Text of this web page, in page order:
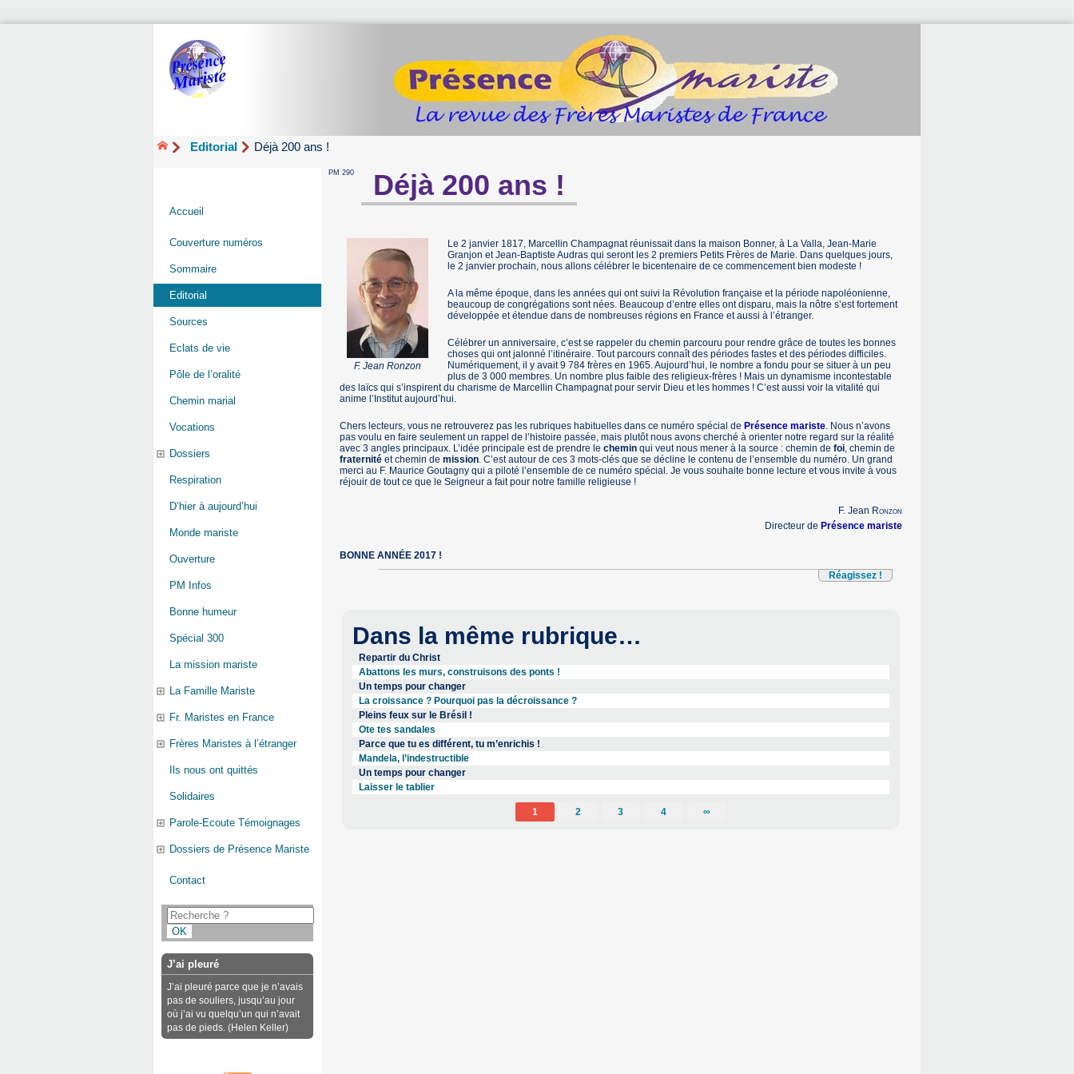
Editorial Déjà 200 ans !
PM 290 Déjà 200 ans !
F. Jean Ronzon
Le 2 janvier 1817, Marcellin Champagnat réunissait dans la maison Bonner, à La Valla, Jean-Marie
Granjon et Jean-Baptiste Audras qui seront les 2 premiers Petits Frères de Marie. Dans quelques jours,
le 2 janvier prochain, nous allons célébrer le bicentenaire de ce commencement bien modeste !
A la même époque, dans les années qui ont suivi la Révolution française et la période napoléonienne,
beaucoup de congrégations sont nées. Beaucoup d’entre elles ont disparu, mais la nôtre s’est fortement
développée et étendue dans de nombreuses régions en France et aussi à l’étranger.
Célébrer un anniversaire, c’est se rappeler du chemin parcouru pour rendre grâce de toutes les bonnes
choses qui ont jalonné l’itinéraire. Tout parcours connaît des périodes fastes et des périodes difficiles.
Numériquement, il y avait 9 784 frères en 1965. Aujourd’hui, le nombre a fondu pour se situer à un peu
plus de 3 000 membres. Un nombre plus faible des religieux-frères ! Mais un dynamisme incontestable
des laïcs qui s’inspirent du charisme de Marcellin Champagnat pour servir Dieu et les hommes ! C’est aussi voir la vitalité qui
anime l’Institut aujourd’hui.
Chers lecteurs, vous ne retrouverez pas les rubriques habituelles dans ce numéro spécial de Présence mariste. Nous n’avons
pas voulu en faire seulement un rappel de l’histoire passée, mais plutôt nous avons cherché à orienter notre regard sur la réalité
avec 3 angles principaux. L’idée principale est de prendre le chemin qui veut nous mener à la source : chemin de foi, chemin de
fraternité et chemin de mission. C’est autour de ces 3 mots-clés que se décline le contenu de l’ensemble du numéro. Un grand
merci au F. Maurice Goutagny qui a piloté l’ensemble de ce numéro spécial. Je vous souhaite bonne lecture et vous invite à vous
réjouir de tout ce que le Seigneur a fait pour notre famille religieuse !
F. Jean Ronzon
Directeur de Présence mariste
BONNE ANNÉE 2017 !
Réagissez !
Dans la même rubrique…
Repartir du Christ
Abattons les murs, construisons des ponts !
Un temps pour changer
La croissance ? Pourquoi pas la décroissance ?
Pleins feux sur le Brésil !
Ote tes sandales
Parce que tu es différent, tu m’enrichis !
Mandela, l’indestructible
Un temps pour changer
Laisser le tablier
1 2 3 4 ∞
Accueil
Couverture numéros
Sommaire
Editorial
Sources
Eclats de vie
Pôle de l’oralité
Chemin marial
Vocations
Dossiers
Respiration
D’hier à aujourd’hui
Monde mariste
Ouverture
PM Infos
Bonne humeur
Spécial 300
La mission mariste
La Famille Mariste
Fr. Maristes en France
Frères Maristes à l’étranger
Ils nous ont quittés
Solidaires
Parole-Ecoute Témoignages
Dossiers de Présence Mariste
Contact
J’ai pleuré
J’ai pleuré parce que je n’avais
pas de souliers, jusqu’au jour
où j’ai vu quelqu’un qui n’avait
pas de pieds. (Helen Keller)